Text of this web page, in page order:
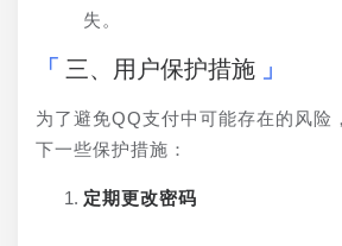
失。
三、用户保护措施
为了避免QQ支付中可能存在的风险
下一些保护措施：
定期更改密码